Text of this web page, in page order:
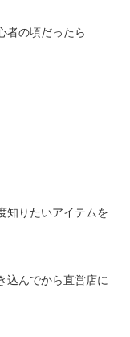
者の頃だったら
知りたいアイテムを
込んでから直営店に